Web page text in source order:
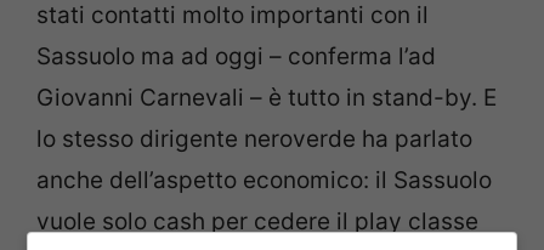
stati contatti molto importanti con il
Sassuolo ma ad oggi – conferma l’ad
Giovanni Carnevali – è tutto in stand-by. E
lo stesso dirigente neroverde ha parlato
anche dell’aspetto economico: il Sassuolo
vuole solo cash per cedere il play classe